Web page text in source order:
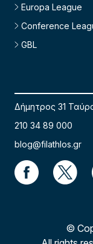
Europa League
Conference
GBL
Δήμητρος 31
210 34 89 000
blog@filathlos.gr
©